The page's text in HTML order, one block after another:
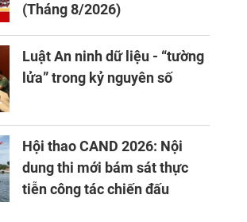
(Tháng 8/2026)
Luật An ninh dữ liệu - “tường
lửa” trong kỷ nguyên số
Hội thao CAND 2026: Nội
dung thi mới bám sát thực
tiễn công tác chiến đấu